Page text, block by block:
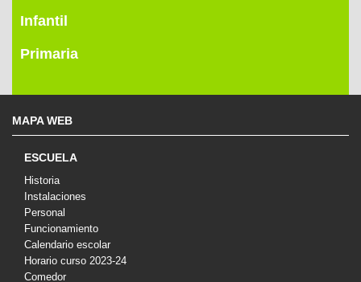
Infantil
Primaria
MAPA WEB
ESCUELA
Historia
Instalaciones
Personal
Funcionamiento
Calendario escolar
Horario curso 2023-24
Comedor